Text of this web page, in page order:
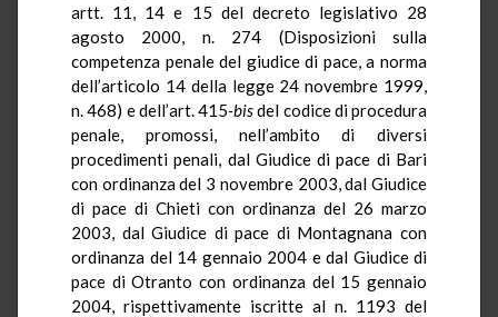
artt. 11, 14 e 15 del decreto legislativo 28
agosto 2000, n. 274 (Disposizioni sulla
competenza penale del giudice di pace, a norma
dell’articolo 14 della legge 24 novembre 1999,
n. 468) e dell’art. 415-bisdel codice di procedura
penale, promossi, nell’ambito di diversi
procedimenti penali, dal Giudice di pace di Bari
con ordinanza del 3 novembre 2003, dal Giudice
di pace di Chieti con ordinanza del 26 marzo
2003, dal Giudice di pace di Montagnana con
ordinanza del 14 gennaio 2004 e dal Giudice di
pace di Otranto con ordinanza del 15 gennaio
2004, rispettivamente iscritte al n. 1193 del